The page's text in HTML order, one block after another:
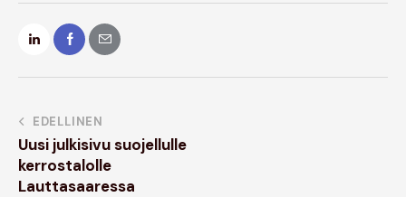
EDELLINEN
Uusi julkisivu suojellulle
kerrostalolle
Lauttasaaressa